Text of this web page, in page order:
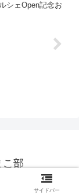
シェOpen記念お
こ部
部.
サイドバー